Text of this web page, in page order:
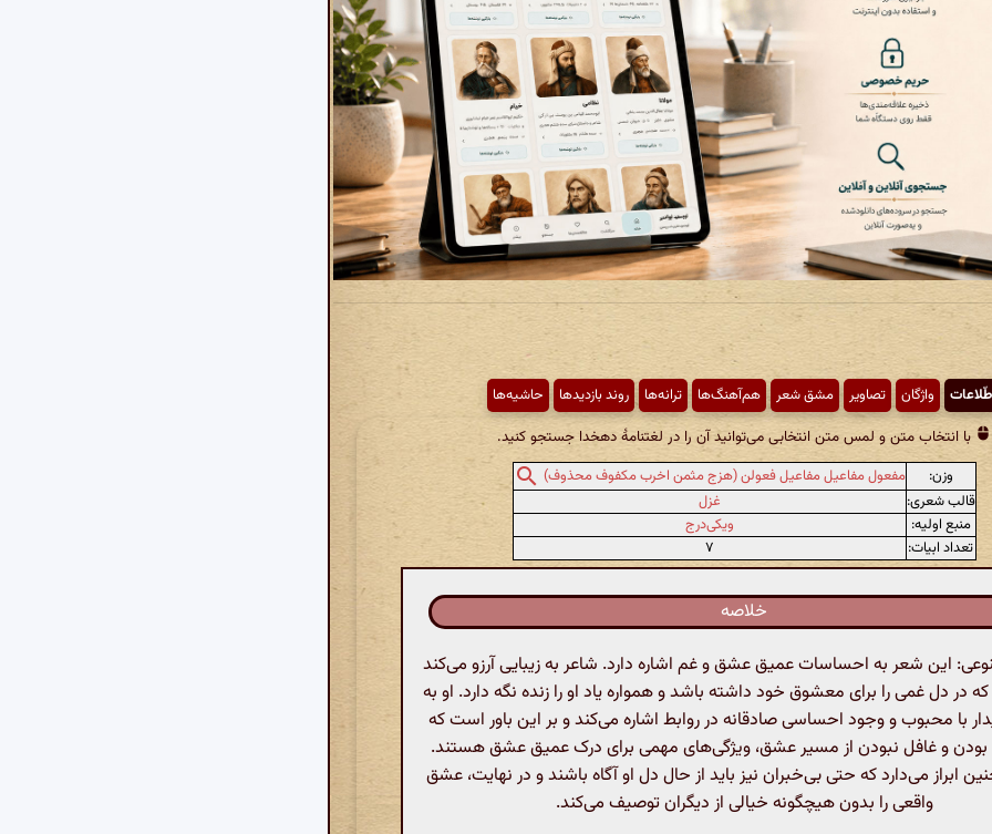
واژگان تصاویر مشق شعر هم‌آهنگ‌ها ترانه‌ها روند بازدیدها حاشیه‌ها
با انتخاب متن و لمس متن انتخابی می‌توانید آن را در لغتنامهٔ دهخدا جستجو کنید.
وزن:
مفعول مفاعیل مفاعیل فعولن (هزج مثمن اخرب مکفوف محذوف)
قالب شعری:
غزل
منبع اولیه:
ویکی‌درج
تعداد ابیات:
۷
خلاصه
این شعر به احساسات عمیق عشق و غم اشاره دارد. شاعر به زیبایی آرزو می‌کند
در دل غمی را برای معشوق خود داشته باشد و همواره یاد او را زنده نگه دارد. او به
با محبوب و وجود احساسی صادقانه در روابط اشاره می‌کند و بر این باور است که
و غافل نبودن از مسیر عشق، ویژگی‌های مهمی برای درک عمیق عشق هستند.
ابراز می‌دارد که حتی بی‌خبران نیز باید از حال دل او آگاه باشند و در نهایت، عشق
واقعی را بدون هیچگونه خیالی از دیگران توصیف می‌کند.